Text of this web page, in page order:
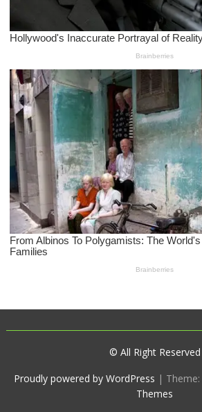
© All Right Reserved
Proudly powered by WordPress |
Themes